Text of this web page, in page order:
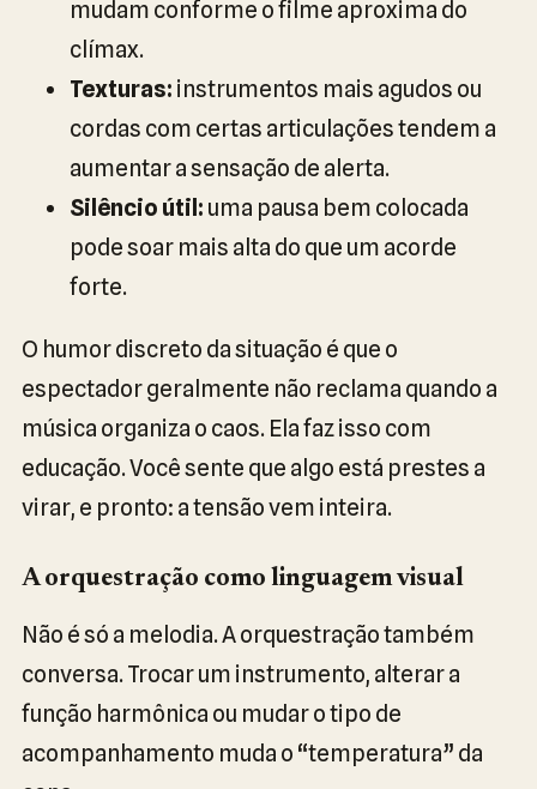
mudam conforme o filme aproxima do
clímax.
Texturas: instrumentos mais agudos ou
cordas com certas articulações tendem a
aumentar a sensação de alerta.
Silêncio útil: uma pausa bem colocada
pode soar mais alta do que um acorde
forte.
O humor discreto da situação é que o
espectador geralmente não reclama quando a
música organiza o caos. Ela faz isso com
educação. Você sente que algo está prestes a
virar, e pronto: a tensão vem inteira.
A orquestração como linguagem visual
Não é só a melodia. A orquestração também
conversa. Trocar um instrumento, alterar a
função harmônica ou mudar o tipo de
acompanhamento muda o “temperatura” da